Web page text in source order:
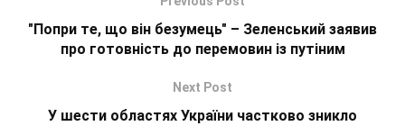
"Попри те, що він безумець" – Зеленський заявив
про готовність до перемовин із путіним
Next Post
У шести областях України частково зникло